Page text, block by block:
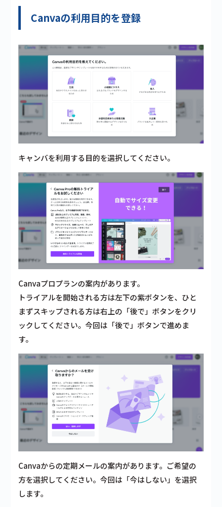
Canvaの利用目的を登録
キャンバを利用する目的を選択してください。
Canvaプロプランの案内があります。
トライアルを開始される方は左下の紫ボタンを、ひと
まずスキップされる方は右上の「後で」ボタンをクリ
ックしてください。今回は「後で」ボタンで進めま
す。
Canvaからの定期メールの案内があります。ご希望の
方を選択してください。今回は「今はしない」を選択
します。